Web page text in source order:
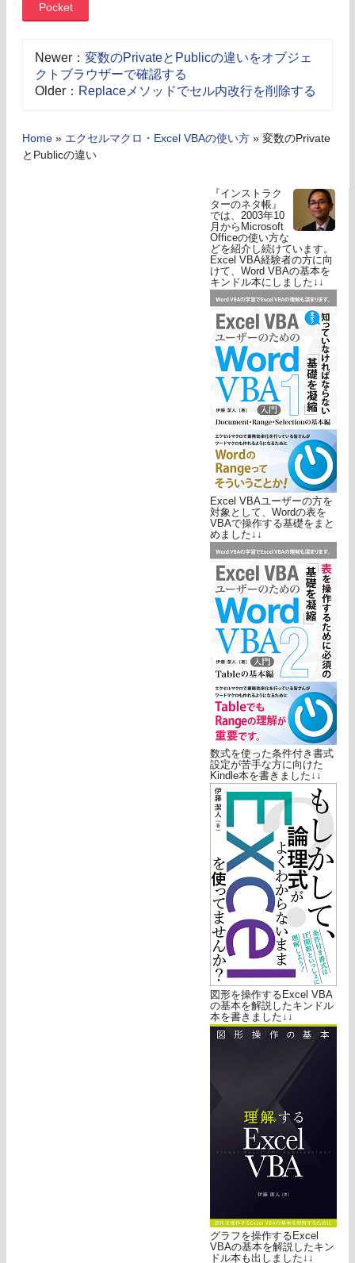
Pocket
Newer： 変数のPrivateとPublicの違いをオブジェ
クトブラウザーで確認する
Older： Replaceメソッドでセル内改行を削除する
Home » エクセルマクロ・Excel VBAの使い方 » 変数のPrivate
とPublicの違い
『インストラク
ターのネタ帳』
では、2003年10
月からMicrosoft
Officeの使い方な
どを紹介し続けています。
Excel VBA経験者の方に向
けて、Word VBAの基本を
キンドル本にしました↓↓
Excel VBAユーザーの方を
対象として、Wordの表を
VBAで操作する基礎をまと
めました↓↓
数式を使った条件付き書式
設定が苦手な方に向けた
Kindle本を書きました↓↓
図形を操作するExcel VBA
の基本を解説したキンドル
本を書きました↓↓
グラフを操作するExcel
VBAの基本を解説したキン
ドル本も出しました↓↓